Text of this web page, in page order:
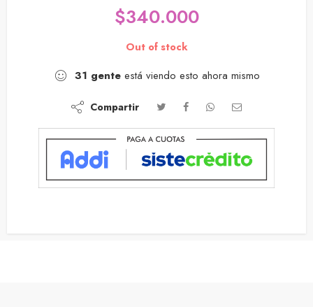
$340.000
Out of stock
31 genteestá viendo esto ahora mismo
Compartir